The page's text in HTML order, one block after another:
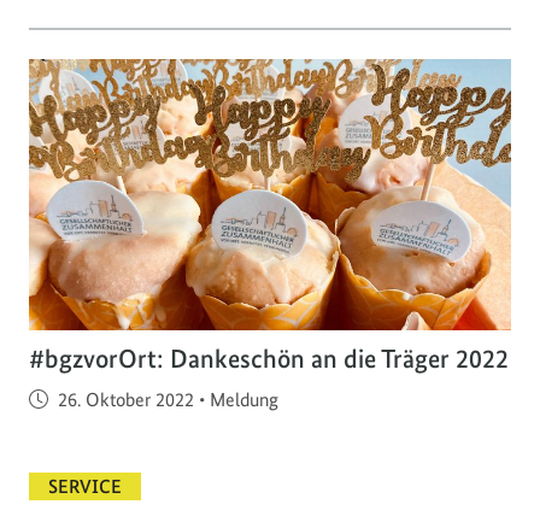
#bgzvorOrt: Dankeschön an die Träger 2022
Veröffentlicht am
26. Oktober 2022 • Meldung
SERVICE